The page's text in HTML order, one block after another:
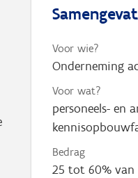
Samengevat
Voor wie?
Onderneming
Voor wat?
personeels- en
Bedrag
25 tot 60% van